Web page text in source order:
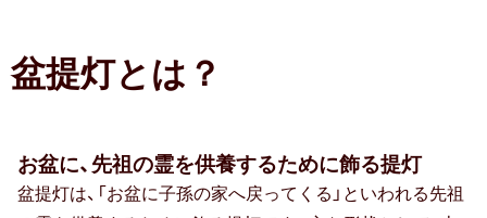
永年勤続表彰
長寿祝い
盆提灯とは？
お盆に、先祖の霊を供養するために飾る提灯
盆提灯は、「お盆に子孫の家へ戻ってくる」といわれる先祖